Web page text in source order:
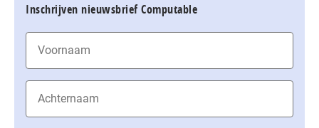
Inschrijven nieuwsbrief Computable